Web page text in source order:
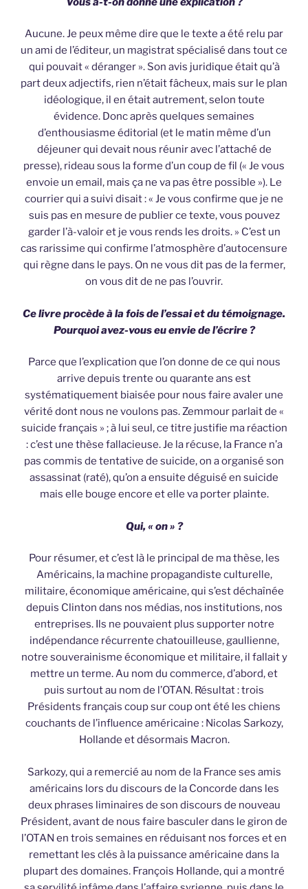
Aucune. Je peux même dire que le texte a été relu par
un ami de l’éditeur, un magistrat spécialisé dans tout ce
qui pouvait « déranger ». Son avis juridique était qu’à
part deux adjectifs, rien n’était fâcheux, mais sur le plan
idéologique, il en était autrement, selon toute
évidence. Donc après quelques semaines
d’enthousiasme éditorial (et le matin même d’un
déjeuner qui devait nous réunir avec l’attaché de
presse), rideau sous la forme d’un coup de fil (« Je vous
envoie un email, mais ça ne va pas être possible »). Le
courrier qui a suivi disait : « Je vous confirme que je ne
suis pas en mesure de publier ce texte, vous pouvez
garder l’à-valoir et je vous rends les droits. » C’est un
cas rarissime qui confirme l’atmosphère d’autocensure
qui règne dans le pays. On ne vous dit pas de la fermer,
on vous dit de ne pas l’ouvrir.
Ce livre procède à la fois de l’essai et du témoignage.
Pourquoi avez-vous eu envie de l’écrire ?
Parce que l’explication que l’on donne de ce qui nous
arrive depuis trente ou quarante ans est
systématiquement biaisée pour nous faire avaler une
vérité dont nous ne voulons pas. Zemmour parlait de «
suicide français » ; à lui seul, ce titre justifie ma réaction
: c’est une thèse fallacieuse. Je la récuse, la France n’a
pas commis de tentative de suicide, on a organisé son
assassinat (raté), qu’on a ensuite déguisé en suicide
mais elle bouge encore et elle va porter plainte.
Qui, « on » ?
Pour résumer, et c’est là le principal de ma thèse, les
Américains, la machine propagandiste culturelle,
militaire, économique américaine, qui s’est déchaînée
depuis Clinton dans nos médias, nos institutions, nos
entreprises. Ils ne pouvaient plus supporter notre
indépendance récurrente chatouilleuse, gaullienne,
notre souverainisme économique et militaire, il fallait y
mettre un terme. Au nom du commerce, d’abord, et
puis surtout au nom de l’OTAN. Résultat : trois
Présidents français coup sur coup ont été les chiens
couchants de l’influence américaine : Nicolas Sarkozy,
Hollande et désormais Macron.
Sarkozy, qui a remercié au nom de la France ses amis
américains lors du discours de la Concorde dans les
deux phrases liminaires de son discours de nouveau
Président, avant de nous faire basculer dans le giron de
l’OTAN en trois semaines en réduisant nos forces et en
remettant les clés à la puissance américaine dans la
plupart des domaines. François Hollande, qui a montré